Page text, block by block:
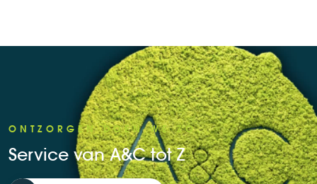
ONTZORGEN DOEN WE ZO
Service van A&C tot Z